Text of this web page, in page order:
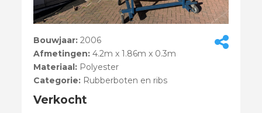
Bouwjaar:2006
Afmetingen:4.2m x 1.86m x 0.3m
Materiaal: Polyester
Categorie: Rubberboten en ribs
Verkocht